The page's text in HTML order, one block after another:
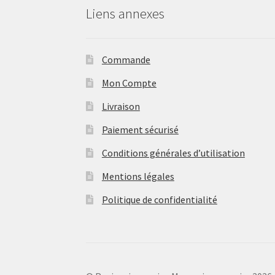
Liens annexes
Commande
Mon Compte
Livraison
Paiement sécurisé
Conditions générales d’utilisation
Mentions légales
Politique de confidentialité